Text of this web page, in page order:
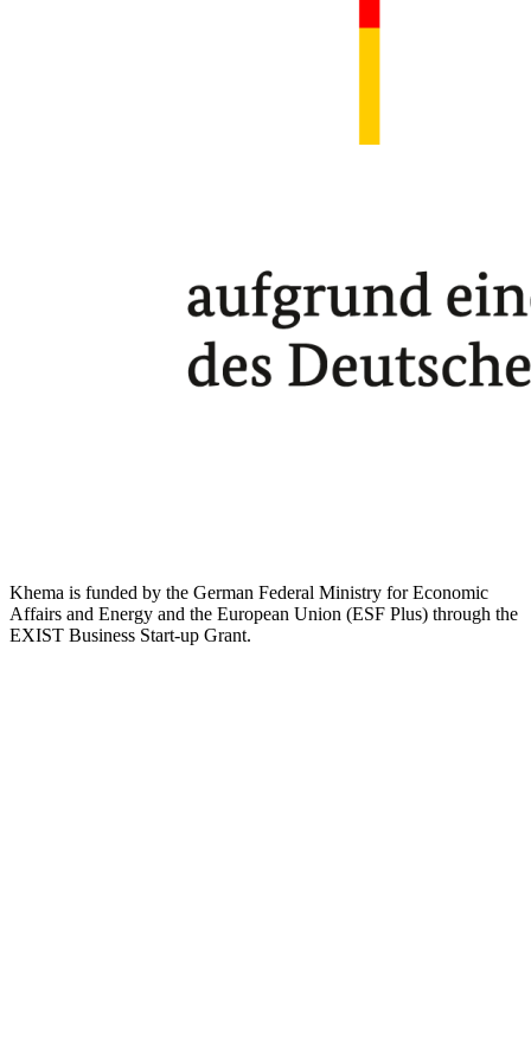
Khema is funded by the German Federal Ministry for Economic
Affairs and Energy and the European Union (ESF Plus) through the
EXIST Business Start-up Grant.